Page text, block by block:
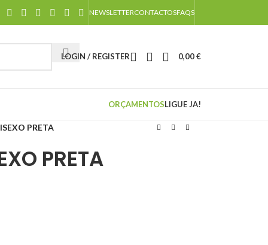
NEWSLETTERCONTACTOSFAQS
LOGIN / REGISTER 0,00€
ORÇAMENTOSLIGUE JA!
PRETA
PRETA